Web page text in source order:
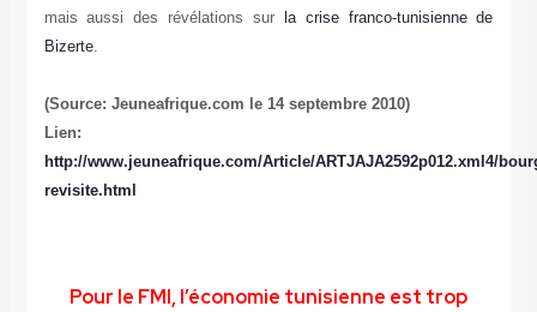
mais aussi des révélations sur
la crise franco-tunisienne de
Bizerte.
(Source: Jeuneafrique.com le 14 septembre 2010)
Lien:
http://www.jeuneafrique.com/Article/ARTJAJA2592p012.xml4/
revisite.html
Pour le FMI, l’économie tunisienne est trop